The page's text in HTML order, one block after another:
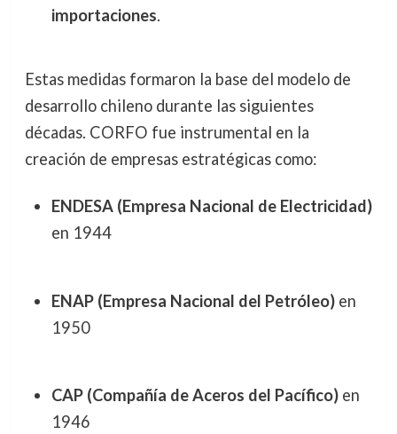
importaciones.
Estas medidas formaron la base del modelo de
desarrollo chileno durante las siguientes
décadas. CORFO fue instrumental en la
creación de empresas estratégicas como:
ENDESA (Empresa Nacional de Electricidad)
en 1944
ENAP (Empresa Nacional del Petróleo)en
1950
CAP (Compañía de Aceros del Pacífico)en
1946